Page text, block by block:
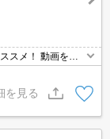
スメ！ 動画をよ
マホの容量が気に
を見る